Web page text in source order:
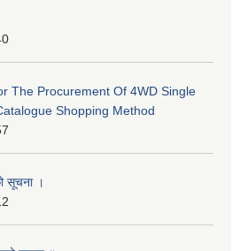
The Procurement Of 4WD Single
Shopping Method
सूचना ।